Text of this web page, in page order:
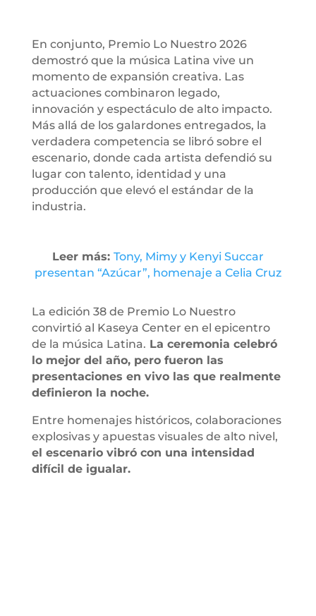
En conjunto, Premio Lo Nuestro 2026
demostró que la música Latina vive un
momento de expansión creativa. Las
actuaciones combinaron legado,
innovación y espectáculo de alto impacto.
Más allá de los galardones entregados, la
verdadera competencia se libró sobre el
escenario, donde cada artista defendió su
lugar con talento, identidad y una
producción que elevó el estándar de la
industria.
Leer más: Tony, Mimy y Kenyi Succar
presentan “Azúcar”, homenaje a Celia Cruz
La edición 38 de Premio Lo Nuestro
convirtió al Kaseya Center en el epicentro
de la música Latina. La ceremonia celebró
lo mejor del año, pero fueron las
presentaciones en vivo las que realmente
definieron la noche.
Entre homenajes históricos, colaboraciones
explosivas y apuestas visuales de alto nivel,
el escenario vibró con una intensidad
difícil de igualar.